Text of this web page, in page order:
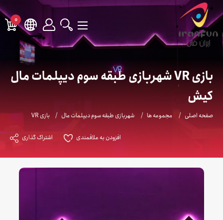
0
بازی VR شهربازی طبقه سوم دیپلمات مال
کیش
صفحه اصلی مجموعه ها شهربازی طبقه سوم دیپلمات مال بازی VR
افزودن به علاقمندی اشتراک گذاری